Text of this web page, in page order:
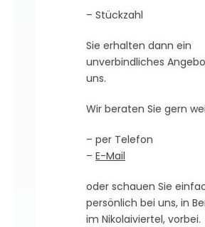
– Stückzahl
Sie erhalten dann ein
unverbindliches
uns.
Wir beraten Sie gern
– per Telefon
– E-Mail
oder schauen Sie
persönlich bei uns, in
im Nikolaiviertel, vorbei.